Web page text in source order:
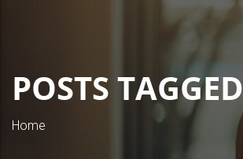
POSTS TAGGED
Home